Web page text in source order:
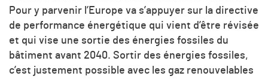
Pour y parvenir l’Europe va s’appuyer sur la directive
de performance énergétique qui vient d’être révisée
et qui vise une sortie des énergies fossiles du
bâtiment avant 2040. Sortir des énergies fossiles,
c’est justement possible avec les gaz renouvelables